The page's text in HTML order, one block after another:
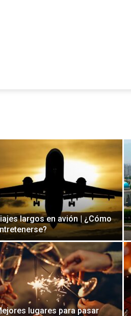
largos en avión | ¿Cómo
lugares para pasar